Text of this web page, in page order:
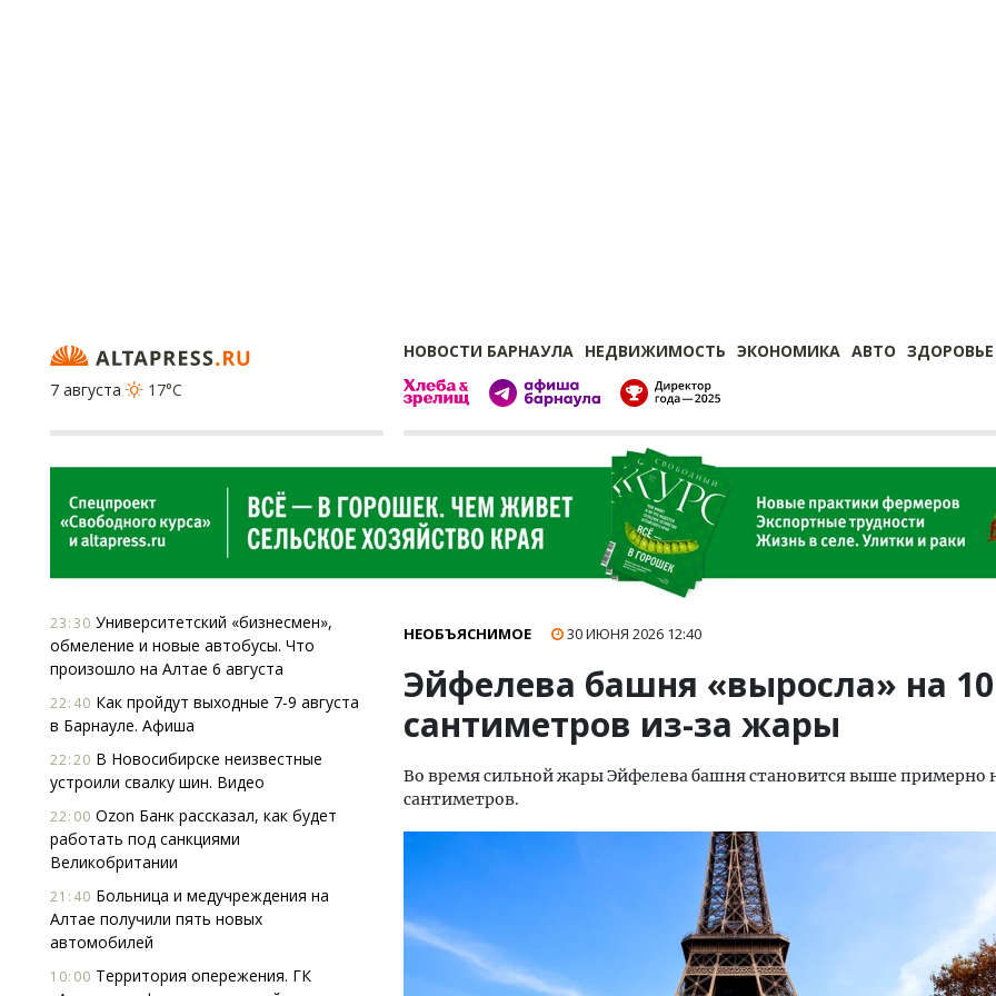
НОВОСТИ БАРНАУЛА НЕДВИЖИМОСТЬ ЭКОНОМИКА АВТО ЗДОРОВЬЕ
7 августа
17°C
23:30 Университетский «бизнесмен»,
обмеление и новые автобусы. Что
произошло на Алтае 6 августа
22:40 Как пройдут выходные 7-9 августа
в Барнауле. Афиша
22:20 В Новосибирске неизвестные
устроили свалку шин. Видео
22:00 Ozon Банк рассказал, как будет
работать под санкциями
Великобритании
21:40 Больница и медучреждения на
Алтае получили пять новых
автомобилей
10:00 Территория опережения. ГК
НЕОБЪЯСНИМОЕ 30 ИЮНЯ 2026 12:40
Эйфелева башня «выросла» на 10
сантиметров из-за жары
Во время сильной жары Эйфелева башня становится выше примерно
сантиметров.